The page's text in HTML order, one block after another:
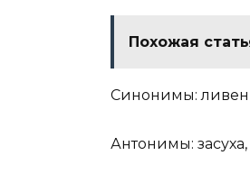
Похожая
Синонимы:
Антонимы: